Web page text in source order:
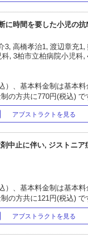
に時間を要した小児の
3, 高橋孝治1, 渡辺章充
, 3柏市立柏病院小児科
、基本料金制は基本料
の方共に770円(税込) で
アブストラクトを見る
止に伴い, ジストニア
、基本料金制は基本料
の方共に121円(税込) で
アブストラクトを見る